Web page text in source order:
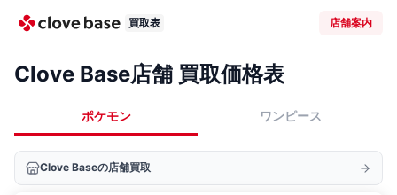
買取表 店舗案内
Clove Base店舗 買取価格表
ポケモン ワンピース
Clove Baseの店舗買取